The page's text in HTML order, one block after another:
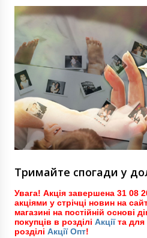
Тримайте спогади у
Увага! Акція завершена 31 08
акціями у стрічці новин на
магазині на постійній основі
покупців в розділі Акціїта для
розділі Акції Опт!